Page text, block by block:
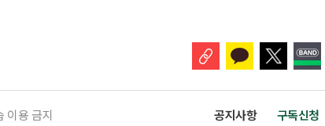
이용 금지 공지사항 구독신청